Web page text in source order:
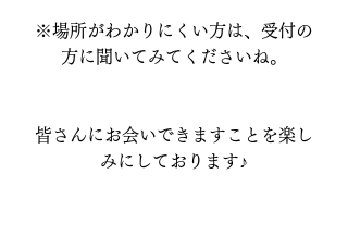
※場所がわかりにくい方は、受付の
方に聞いてみてくださいね。
皆さんにお会いできますことを楽し
みにしております♪